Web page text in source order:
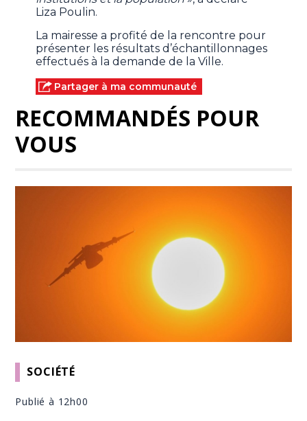
Liza Poulin.
La mairesse a profité de la rencontre pour
présenter les résultats d’échantillonnages
effectués à la demande de la Ville.
Partager à ma communauté
RECOMMANDÉS POUR
VOUS
SOCIÉTÉ
Publié à 12h00